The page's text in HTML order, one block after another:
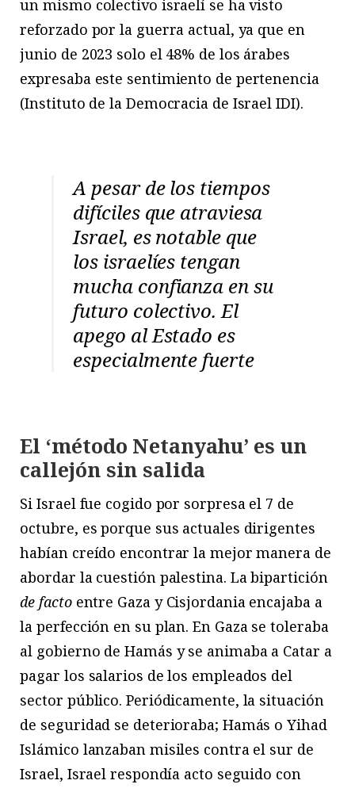
un mismo colectivo israelí se ha visto
reforzado por la guerra actual, ya que en
junio de 2023 solo el 48% de los árabes
expresaba este sentimiento de pertenencia
(Instituto de la Democracia de Israel IDI).
A pesar de los tiempos
difíciles que atraviesa
Israel, es notable que
los israelíes tengan
mucha confianza en su
futuro colectivo. El
apego al Estado es
especialmente fuerte
El ‘método Netanyahu’ es un
callejón sin salida
Si Israel fue cogido por sorpresa el 7 de
octubre, es porque sus actuales dirigentes
habían creído encontrar la mejor manera de
abordar la cuestión palestina. La bipartición
de facto entre Gaza y Cisjordania encajaba a
la perfección en su plan. En Gaza se toleraba
al gobierno de Hamás y se animaba a Catar a
pagar los salarios de los empleados del
sector público. Periódicamente, la situación
de seguridad se deterioraba; Hamás o Yihad
Islámico lanzaban misiles contra el sur de
Israel, Israel respondía acto seguido con